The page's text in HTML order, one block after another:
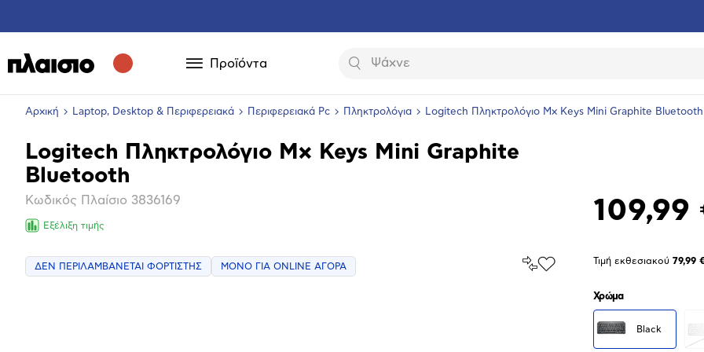
Προϊόντα Αναζήτηση
Αρχική Laptop, Desktop & Περιφερειακά Περιφερειακά Pc Πληκτρολόγια Logitech Πληκτρολόγιο Mx Keys Mini Graphite Bluetooth
Βασικά
χαρακτηριστικά
Logitech Πληκτρολόγιο Mx Keys Mini Graphite
Bluetooth
Κωδικός Πλαίσιο 3836169
Εξέλιξη τιμής
ΔΕΝ ΠΕΡΙΛΑΜΒΑΝΕΤΑΙ ΦΟΡΤΙΣΤΗΣ ΜΟΝΟ ΓΙΑ ONLINE ΑΓΟΡΑ
Σύγκρινέ
Προσθήκη
Αγαπημένα
109,99
Τιμή εκθεσιακού 79,99
Χρώμα
Black